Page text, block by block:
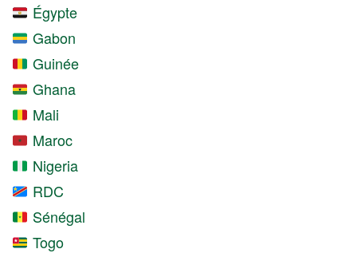
Égypte
Gabon
Guinée
Ghana
Mali
Maroc
Nigeria
RDC
Sénégal
Togo